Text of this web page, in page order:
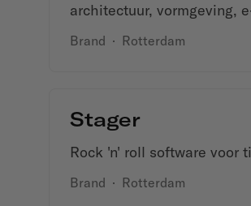
architectuur, vormgeving,
Brand · Rotterdam
Stager
Rock 'n' roll software voor
Brand · Rotterdam